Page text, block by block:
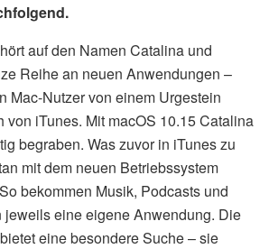
auf den Namen Catalina und
Reihe an neuen Anwendungen –
Mac-Nutzer von einem Urgestein
von iTunes. Mit macOS 10.15 Catalina
begraben. Was zuvor in iTunes zu
mit dem neuen Betriebssystem
bekommen Musik, Podcasts und
jeweils eine eigene Anwendung. Die
eine besondere Suche – sie